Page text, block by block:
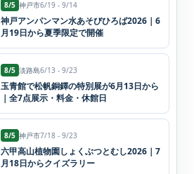
8/5 神戸市6/19 - 9/14
神戸アンパンマン水あそびひろば2026｜6
月19日から夏季限定で開催
8/5 淡路島6/13 - 9/23
玉青館で松帆銅鐸の特別展が6月13日から
｜全7点展示・料金・休館日
8/5 神戸市7/18 - 9/23
六甲高山植物園しょくぶつとむし2026｜7
月18日からクイズラリー